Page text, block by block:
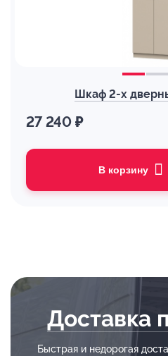
Шкаф 2-х
27 240 ₽
В корзину
Доставка
Быстрая и недорогая